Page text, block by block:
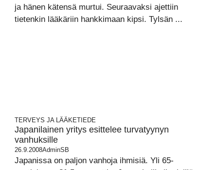
ja hänen kätensä murtui. Seuraavaksi ajettiin
tietenkin lääkäriin hankkimaan kipsi. Tylsän ...
TERVEYS JA LÄÄKETIEDE
Japanilainen yritys esittelee turvatyynyn
vanhuksille
26.9.2008AdminSB
Japanissa on paljon vanhoja ihmisiä. Yli 65-